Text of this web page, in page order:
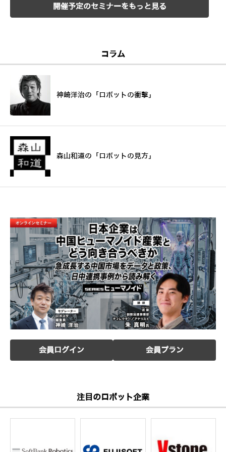
開催予定のセミナーをもっと見る
コラム
神崎洋治の「ロボットの衝撃」
森山和道の「ロボットの見方」
会員ログイン 会員プラン
注目のロボット企業